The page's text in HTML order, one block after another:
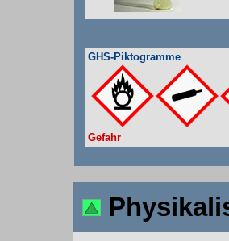
GHS-Piktogramme
Gefahr